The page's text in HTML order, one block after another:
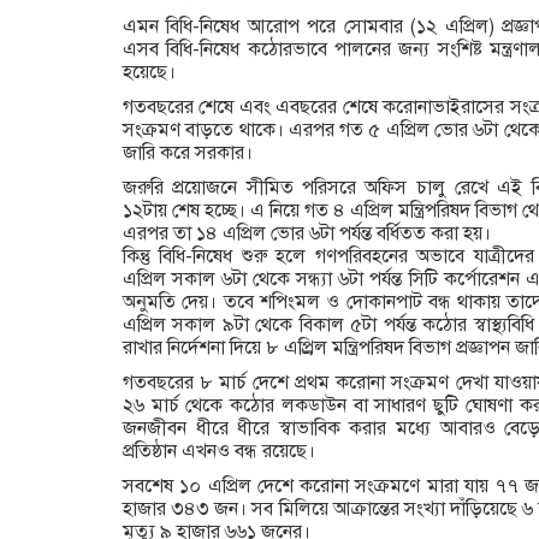
এমন বিধি-নিষেধ আরোপ পরে সোমবার (১২ এপ্রিল)
এসব বিধি-নিষেধ কঠোরভাবে পালনের জন্য সংশিষ্ট
হয়েছে।
গতবছরের শেষে এবং এবছরের শেষে করোনাভাইরাসের
সংক্রমণ বাড়তে থাকে। এরপর গত ৫ এপ্রিল ভোর ৬টা থেকে
জারি করে সরকার।
জরুরি প্রয়োজনে সীমিত পরিসরে অফিস চালু রেখে এই
১২টায় শেষ হচ্ছে। এ নিয়ে গত ৪ এপ্রিল মন্ত্রিপরিষদ বিভাগ
এরপর তা ১৪ এপ্রিল ভোর ৬টা পর্যন্ত বর্ধিতত করা হয়।
কিন্তু বিধি-নিষেধ শুরু হলে গণপরিবহনের অভাবে
এপ্রিল সকাল ৬টা থেকে সন্ধ্যা ৬টা পর্যন্ত সিটি
অনুমতি দেয়। তবে শপিংমল ও দোকানপাট বন্ধ থাকায়
এপ্রিল সকাল ৯টা থেকে বিকাল ৫টা পর্যন্ত কঠোর
রাখার নির্দেশনা দিয়ে ৮ এপ্র্রিল মন্ত্রিপরিষদ বিভাগ প্রজ্ঞাপন
গতবছরের ৮ মার্চ দেশে প্রথম করোনা সংক্রমণ দেখা যাওয়ায়
২৬ মার্চ থেকে কঠোর লকডাউন বা সাধারণ ছুটি ঘোষণা
জনজীবন ধীরে ধীরে স্বাভাবিক করার মধ্যে আবারও
প্রতিষ্ঠান এখনও বন্ধ রয়েছে।
সবশেষ ১০ এপ্রিল দেশে করোনা সংক্রমণে মারা যায় ৭৭
হাজার ৩৪৩ জন। সব মিলিয়ে আক্রান্তের সংখ্যা
মৃত্যু ৯ হাজার ৬৬১ জনের।